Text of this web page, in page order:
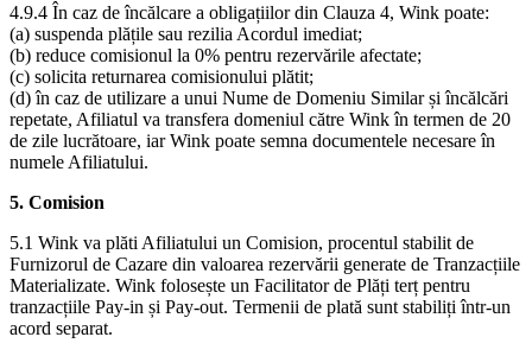
4.9.4 În caz de încălcare a obligațiilor din Clauza 4, Wink poate:
(a) suspenda plățile sau rezilia Acordul imediat;
(b) reduce comisionul la 0% pentru rezervările afectate;
(c) solicita returnarea comisionului plătit;
(d) în caz de utilizare a unui Nume de Domeniu Similar și încălcări
repetate, Afiliatul va transfera domeniul către Wink în termen de 20
de zile lucrătoare, iar Wink poate semna documentele necesare în
numele Afiliatului.
5. Comision
5.1 Wink va plăti Afiliatului un Comision, procentul stabilit de
Furnizorul de Cazare din valoarea rezervării generate de Tranzacțiile
Materializate. Wink folosește un Facilitator de Plăți terț pentru
tranzacțiile Pay-in și Pay-out. Termenii de plată sunt stabiliți într-un
acord separat.